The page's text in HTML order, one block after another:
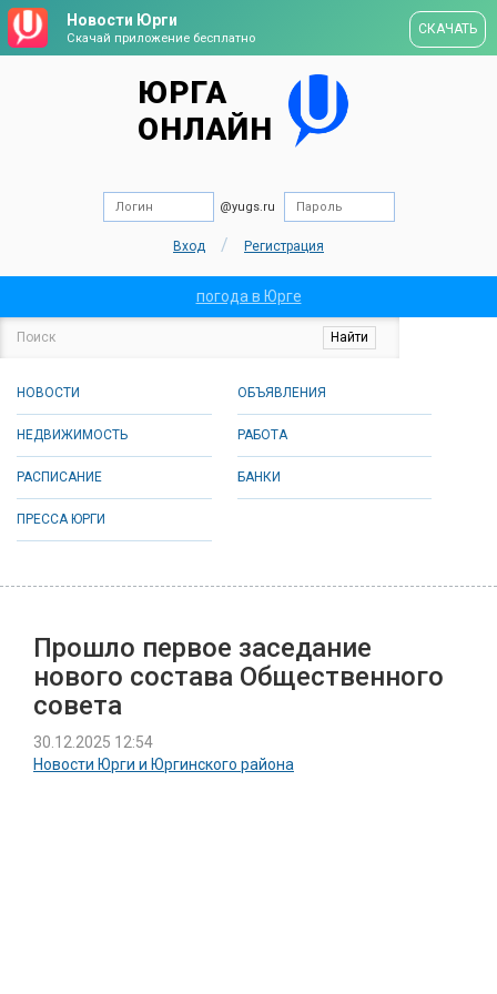
Новости Юрги
Скачай приложение бесплатно
СКАЧАТЬ
ЮРГА
ОНЛАЙН
@yugs.ru
Вход / Регистрация
погода в Юрге
НОВОСТИ ОБЪЯВЛЕНИЯ
НЕДВИЖИМОСТЬ РАБОТА
РАСПИСАНИЕ БАНКИ
ПРЕССА ЮРГИ
Прошло первое заседание
нового состава Общественного
совета
30.12.2025 12:54
Новости Юрги и Юргинского района